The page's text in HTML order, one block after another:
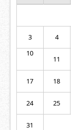
3 4
10
11
17 18
24 25
31